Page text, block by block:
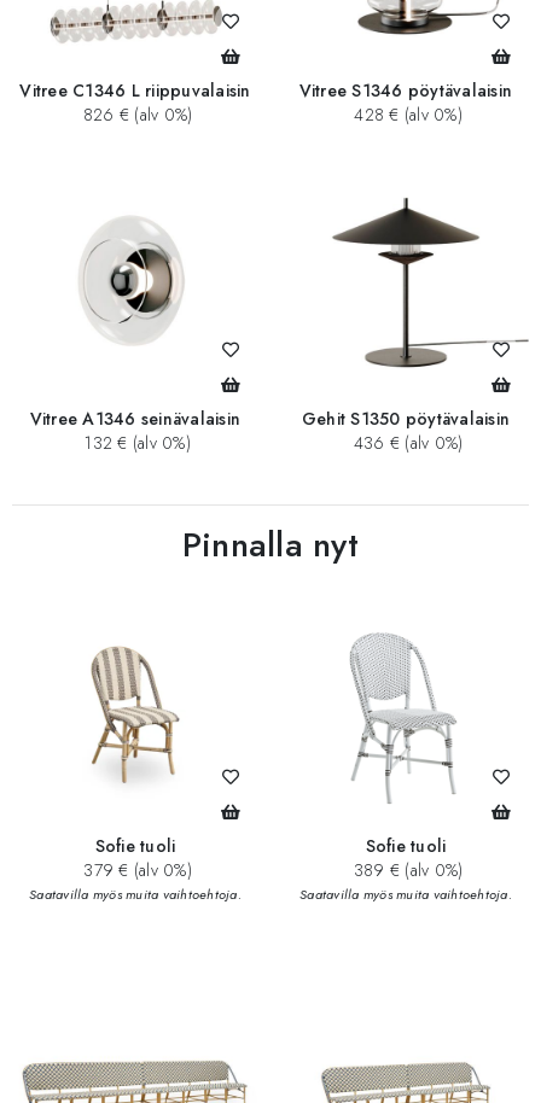
Vitree C1346 L riippuvalaisin
826 € (alv 0%)
Vitree S1346 pöytävalaisin
428 € (alv 0%)
Vitree A1346 seinävalaisin
132 € (alv 0%)
Gehit S1350 pöytävalaisin
436 € (alv 0%)
Pinnalla nyt
Sofie tuoli
379 € (alv 0%)
Saatavilla myös muita vaihtoehtoja.
Sofie tuoli
389 € (alv 0%)
Saatavilla myös muita vaihtoehtoja.